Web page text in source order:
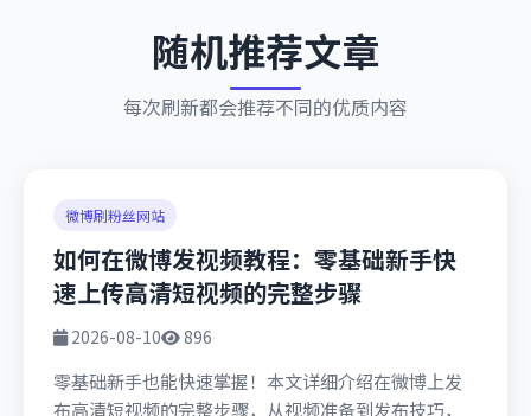
随机推荐文章
每次刷新都会推荐不同的优质内容
微博刷粉丝网站
如何在微博发视频教程：零基础新手快
速上传高清短视频的完整步骤
2026-08-10 896
零基础新手也能快速掌握！本文详细介绍在微博上发
布高清短视频的完整步骤，从视频准备到发布技巧，